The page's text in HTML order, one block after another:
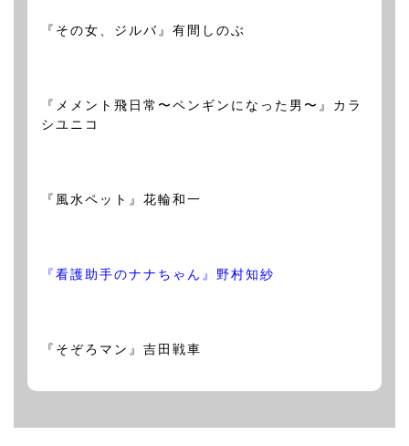
『その女、ジルバ』有間しのぶ
『メメント飛日常〜ペンギンになった男〜』カラ
シユニコ
『風水ペット』花輪和一
『看護助手のナナちゃん』野村知紗
『そぞろマン』吉田戦車